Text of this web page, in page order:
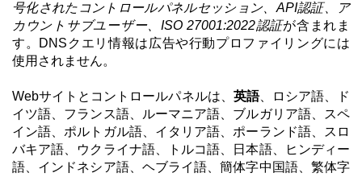
号化されたコントロールパネルセッション、API認証、ア
カウントサブユーザー、ISO 27001:2022認証が含まれま
す。DNSクエリ情報は広告や行動プロファイリングには
使用されません。
Webサイトとコントロールパネルは、 英語、ロシア語、ド
イツ語、フランス語、ルーマニア語、ブルガリア語、スペ
イン語、ポルトガル語、イタリア語、ポーランド語、スロ
バキア語、ウクライナ語、トルコ語、日本語、ヒンディー
語、インドネシア語、ヘブライ語、簡体字中国語、繁体字